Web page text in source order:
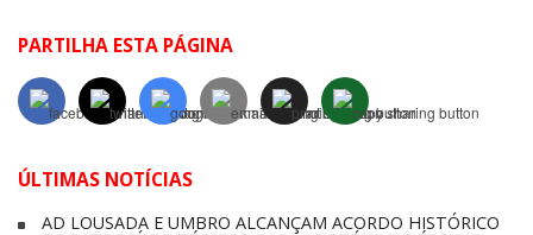
PARTILHA ESTA PÁGINA
ÚLTIMAS NOTÍCIAS
AD LOUSADA E UMBRO ALCANÇAM ACORDO HISTÓRICO